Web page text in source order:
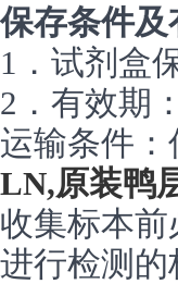
保存条件及
1．试剂盒
2．有效期
运输条件
LN,原装鸭
收集标本
进行检测